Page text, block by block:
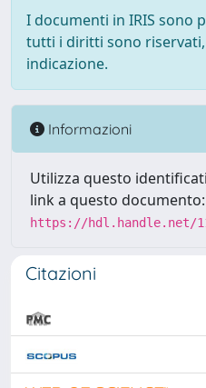
I documenti in IRIS sono
tutti i diritti sono riservati,
indicazione.
Informazioni
Utilizza questo
link a questo documento:
https://hdl.handle.net/
Citazioni